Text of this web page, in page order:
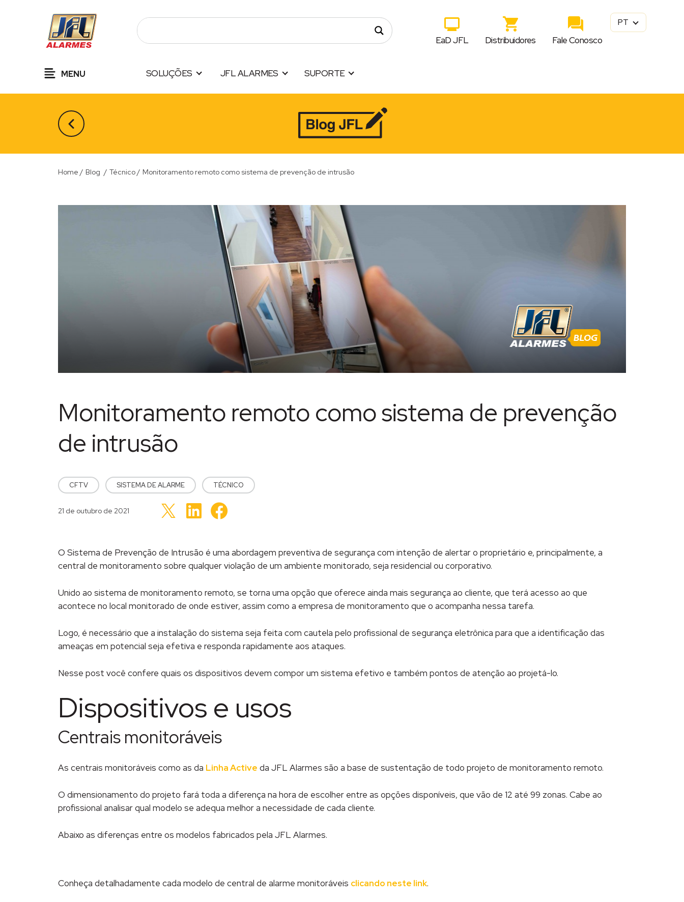
EaD JFL Distribuidores Fale Conosco
PT
MENU SOLUÇÕES JFL ALARMES SUPORTE
Home / Blog / Técnico/ Monitoramento remoto como sistema de prevenção de intrusão
Monitoramento remoto como sistema de prevenção
de intrusão
POSTED IN
CFTV SISTEMA DE ALARME TÉCNICO
Publicado em
21 de outubro de 2021 Clique
compartilhar
janela)
Clique
para
compartilhar
O Sistema de Prevenção de Intrusão é uma abordagem preventiva de segurança com intenção de alertar o proprietário e, principalmente, a
central de monitoramento sobre qualquer violação de um ambiente monitorado, seja residencial ou corporativo.
Unido ao sistema de monitoramento remoto, se torna uma opção que oferece ainda mais segurança ao cliente, que terá acesso ao que
acontece no local monitorado de onde estiver, assim como a empresa de monitoramento que o acompanha nessa tarefa.
Logo, é necessário que a instalação do sistema seja feita com cautela pelo profissional de segurança eletrônica para que a identificação das
ameaças em potencial seja efetiva e responda rapidamente aos ataques.
Nesse post você confere quais os dispositivos devem compor um sistema efetivo e também pontos de atenção ao projetá-lo.
Dispositivos e usos
Centrais monitoráveis
As centrais monitoráveis como as da Linha Active da JFL Alarmes são a base de sustentação de todo projeto de monitoramento remoto.
O dimensionamento do projeto fará toda a diferença na hora de escolher entre as opções disponíveis, que vão de 12 até 99 zonas. Cabe ao
profissional analisar qual modelo se adequa melhor a necessidade de cada cliente.
Abaixo as diferenças entre os modelos fabricados pela JFL Alarmes.
Conheça detalhadamente cada modelo de central de alarme monitoráveis clicando neste link.